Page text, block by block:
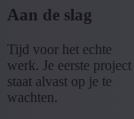
Aan de slag
Tijd voor het echte
werk. Je eerste project
staat alvast op je te
wachten.